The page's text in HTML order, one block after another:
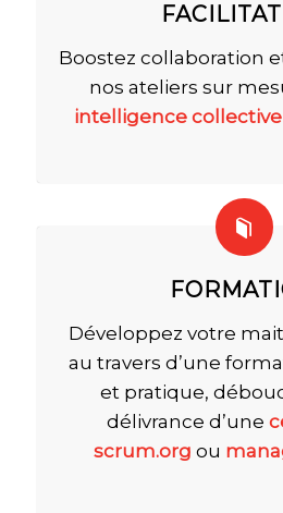
Boostez collaboration
nos ateliers sur
intelligence collective
Développez votre
au travers d’une
et pratique,
délivrance d’une
scrum.org ou